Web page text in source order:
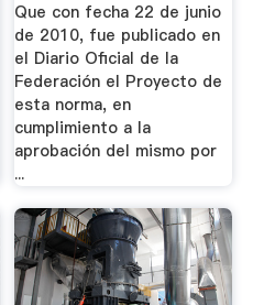
Que con fecha 22 de junio
de 2010, fue publicado en
el Diario Oficial de la
Federación el Proyecto de
esta norma, en
cumplimiento a la
aprobación del mismo por
...